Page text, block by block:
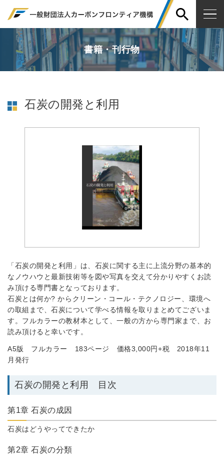
書籍・刊行物
石炭の開発と利用
「石炭の開発と利用」は、石炭に関する主に上流分野の基本的
なノウハウと最新技術等を図や写真を交えて分かりやすくお読
み頂ける専門書となっております。
石炭とは何か? からクリーン・コール・テクノロジー、環境へ
の取組まで、石炭について学べる情報を取りまとめてございま
す。フルカラーの教材本として、一般の方から専門家まで、お
読み頂けると幸いです。
A5版 フルカラー 183ページ 価格3,000円+税 2018年11
月発行
石炭の開発と利用 目次
第1章 石炭の成因
石炭はどうやってできたか
第2章 石炭の分類